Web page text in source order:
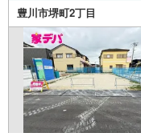
前9時00分～午
お電話でのお
下の電話ボタ
い。
豊川市堺町2丁目